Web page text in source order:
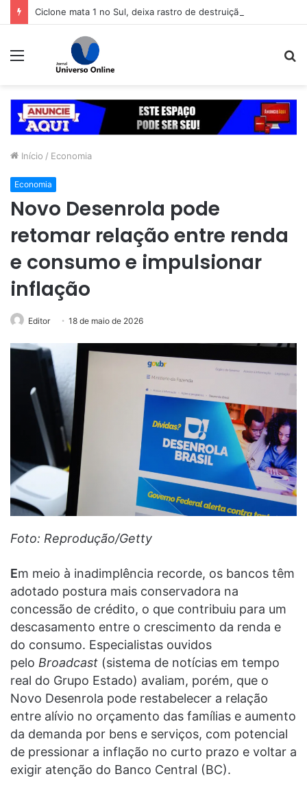
Menu
Início / Economia
Economia
Novo Desenrola pode
retomar relação entre renda
e consumo e impulsionar
inflação
Editor 18 de maio de 2026
Foto: Reprodução/Getty
Em meio à inadimplência recorde, os bancos têm
adotado postura mais conservadora na
concessão de crédito, o que contribuiu para um
descasamento entre o crescimento da renda e
do consumo. Especialistas ouvidos
pelo Broadcast (sistema de notícias em tempo
real do Grupo Estado) avaliam, porém, que o
Novo Desenrola pode restabelecer a relação
entre alívio no orçamento das famílias e aumento
da demanda por bens e serviços, com potencial
de pressionar a inflação no curto prazo e voltar a
exigir atenção do Banco Central (BC).